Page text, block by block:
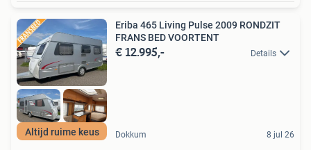
Altijd ruime keus
Eriba 465 Living Pulse 2009 RONDZIT
FRANS BED VOORTENT
€ 12.995,- Details
Dokkum 8 jul 26